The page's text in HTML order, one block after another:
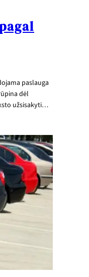
paslauga
dėl
užsisakyti…